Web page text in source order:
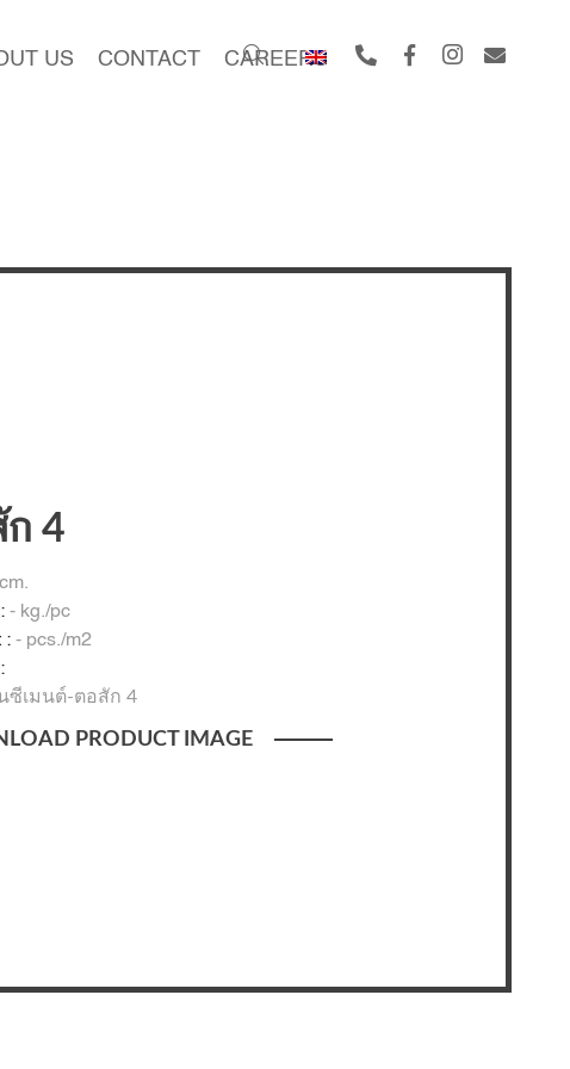
US CONTACT CAREERS
4
- kg./pc
:- pcs./m2
ซีเมนต์-ตอสัก 4
PRODUCT IMAGE